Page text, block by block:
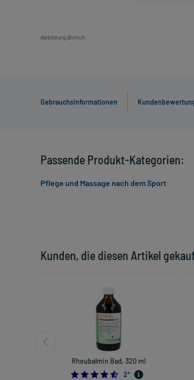
Abbildung ähnlich
Gebrauchsinformationen
Kunden, die diesen Artikel
Rheubalmin Bad, 320 ml
4.5
2*
Passende Produkt-Kategorien:
Pflege und Massage nach dem Sport